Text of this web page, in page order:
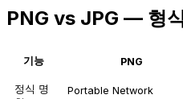
PNG vs JPG — 형
기능 PNG
정식 명
Portable Network